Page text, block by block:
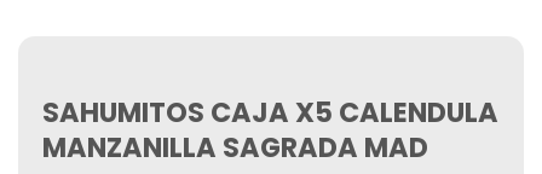
SAHUMITOS CAJA X5 CALENDULA
MANZANILLA SAGRADA MAD